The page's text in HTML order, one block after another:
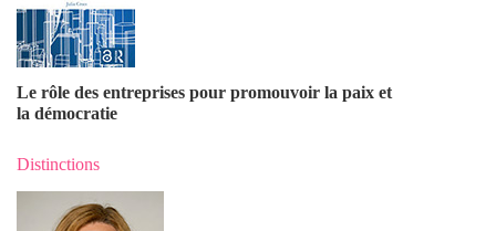
Le rôle des entreprises pour promouvoir la paix et
la démocratie
Distinctions